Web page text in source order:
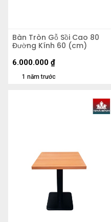
Bàn Tròn Gỗ Sồi Cao 80
Đường Kính 60 (cm)
1 năm trước
6.000.000 ₫